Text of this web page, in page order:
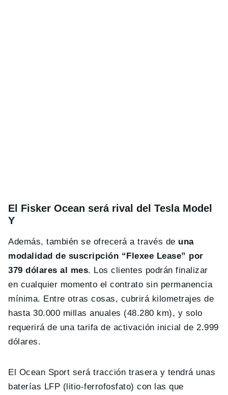
El Fisker Ocean será rival del Tesla Model
Y
Además, también se ofrecerá a través de una
modalidad de suscripción “Flexee Lease” por
379 dólares al mes. Los clientes podrán finalizar
en cualquier momento el contrato sin permanencia
mínima. Entre otras cosas, cubrirá kilometrajes de
hasta 30.000 millas anuales (48.280 km), y solo
requerirá de una tarifa de activación inicial de 2.999
dólares.
El Ocean Sport será tracción trasera y tendrá unas
baterías LFP (litio-ferrofosfato) con las que